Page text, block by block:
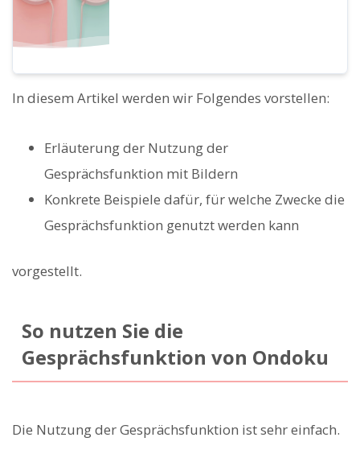
In diesem Artikel werden wir Folgendes vorstellen:
Erläuterung der Nutzung der
Gesprächsfunktion mit Bildern
Konkrete Beispiele dafür, für welche Zwecke die
Gesprächsfunktion genutzt werden kann
vorgestellt.
So nutzen Sie die
Gesprächsfunktion von Ondoku
Die Nutzung der Gesprächsfunktion ist sehr einfach.